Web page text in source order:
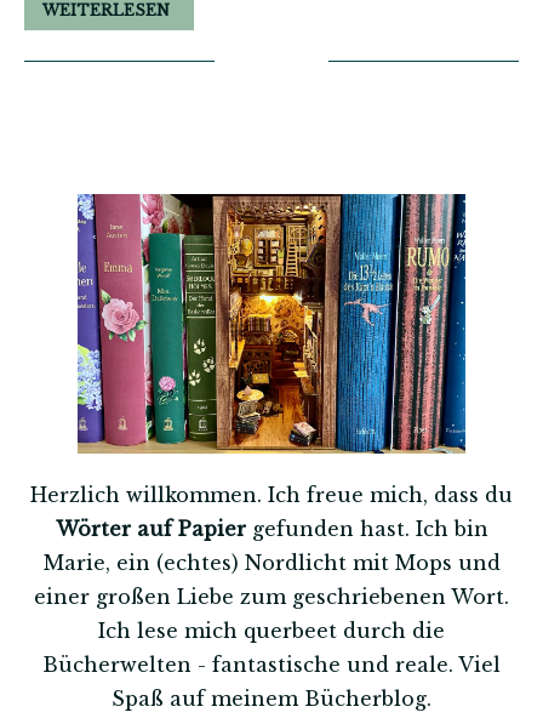
WEITERLESEN
Herzlich willkommen. Ich freue mich, dass du
Wörter auf Papiergefunden hast. Ich bin
Marie, ein (echtes) Nordlicht mit Mops und
einer großen Liebe zum geschriebenen Wort.
Ich lese mich querbeet durch die
Bücherwelten - fantastische und reale. Viel
Spaß auf meinem Bücherblog.